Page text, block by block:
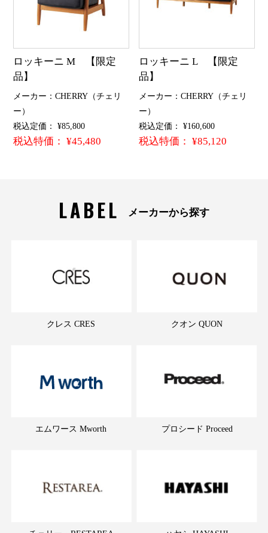
ロッキーニ M 【限定
品】
メーカー：CHERRY（チェリ
ー）
税込定価： ¥85,800
税込特価： ¥45,480
ロッキーニ L 【限定
品】
メーカー：CHERRY（チェリ
ー）
税込定価： ¥160,600
税込特価： ¥85,120
LABEL メーカーから探す
クレス CRES クオン QUON
エムワース Mworth プロシード Proceed